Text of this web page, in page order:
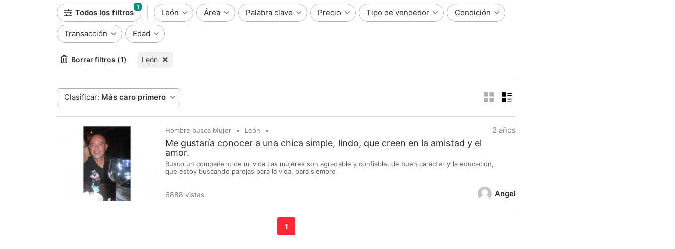
Todos los filtros
1
León Área Palabra clave Precio Tipo de vendedor Condición
Transacción Edad
Borrar filtros (1) León
Clasificar: Más caro primero
Angel
Hombre busca Mujer León 2 años
Me gustaría conocer a una chica simple, lindo, que creen en la amistad y el
amor.
Busco un compañero de mi vida Las mujeres son agradable y confiable, de buen carácter y la educación,
que estoy buscando parejas para la vida, para siempre
6888 vistas
1